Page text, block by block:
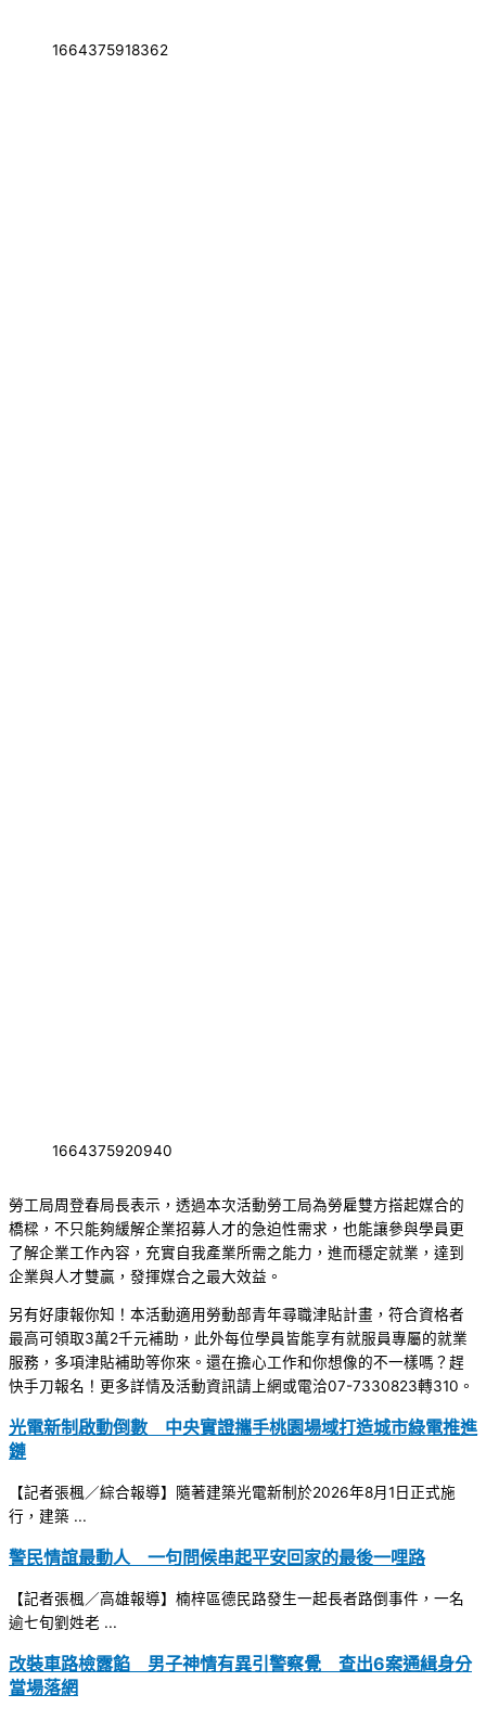
1664375918362
1664375920940
勞工局周登春局長表示，透過本次活動勞工局為勞雇雙方搭起媒合的
橋樑，不只能夠緩解企業招募人才的急迫性需求，也能讓參與學員更
了解企業工作內容，充實自我產業所需之能力，進而穩定就業，達到
企業與人才雙贏，發揮媒合之最大效益。
另有好康報你知！本活動適用勞動部青年尋職津貼計畫，符合資格者
最高可領取3萬2千元補助，此外每位學員皆能享有就服員專屬的就業
服務，多項津貼補助等你來。還在擔心工作和你想像的不一樣嗎？趕
快手刀報名！更多詳情及活動資訊請上網或電洽07-7330823轉310。
光電新制啟動倒數 中央實證攜手桃園場域打造城市綠電推進
鏈
【記者張楓／綜合報導】隨著建築光電新制於2026年8月1日正式施
行，建築 ...
警民情誼最動人 一句問候串起平安回家的最後一哩路
【記者張楓／高雄報導】楠梓區德民路發生一起長者路倒事件，一名
逾七旬劉姓老 ...
改裝車路檢露餡 男子神情有異引警察覺 查出6案通緝身分
當場落網